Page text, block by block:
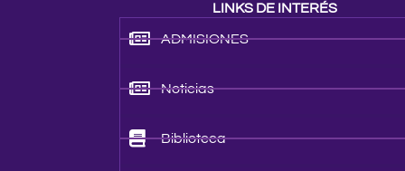
LINKS DE INTERÉS
ADMISIONES
Noticias
Biblioteca